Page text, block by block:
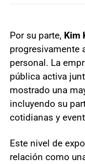
Por su parte, Kim
progresivamente
personal. La
pública activa
mostrado una
incluyendo su
cotidianas y
Este nivel de
relación como